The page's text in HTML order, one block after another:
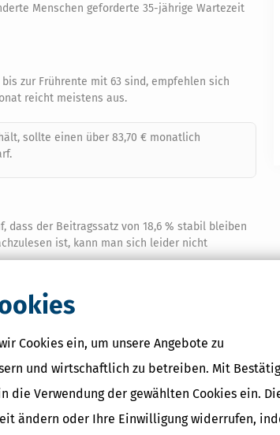
Cookies ein, um unsere Angebote zu
und wirtschaftlich zu betreiben. Mit
die Verwendung der gewählten Cookies ein.
ändern oder Ihre Einwilligung widerrufen,
Menschen geforderte 35-jährige Wartezeit
zur Frührente mit 63 sind, empfehlen sich
reicht meistens aus.
sollte einen über 83,70 € monatlich
der Beitragssatz von 18,6 % stabil bleiben
ist, kann man sich leider nicht
Rentenpaket der Bundesregierung aus 2018
es wegen drastisch einbrechender
20 % schon vor 2025, werden die Extrabeiträge
für Extrabeiträge zur Rente zu nutzen.